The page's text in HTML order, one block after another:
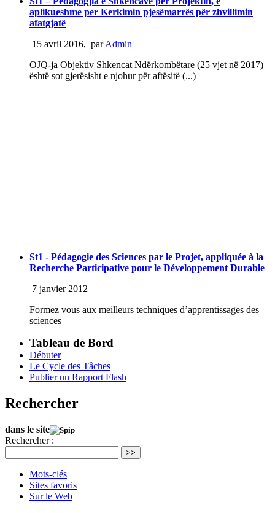
aplikueshme per Kerkimin pjesëmarrës për zhvillimin
afatgjatë
15 avril 2016, parAdmin
OJQ-ja Objektiv Shkencat Ndërkombëtare (25 vjet në 2017)
është sot gjerësisht e njohur për aftësitë (...)
St1 - Pédagogie des Sciences par le Projet, appliquée à la
Recherche Participative pour le Développement Durable
7 janvier 2012
Formez vous aux meilleurs techniques d’apprentissages des
sciences
Tableau de Bord
Débuter
Le Cycle des Tâches
Publier un Rapport Flash
Rechercher
dans le site
Rechercher :
>>
Mots-clés
Sites favoris
Sur le Web